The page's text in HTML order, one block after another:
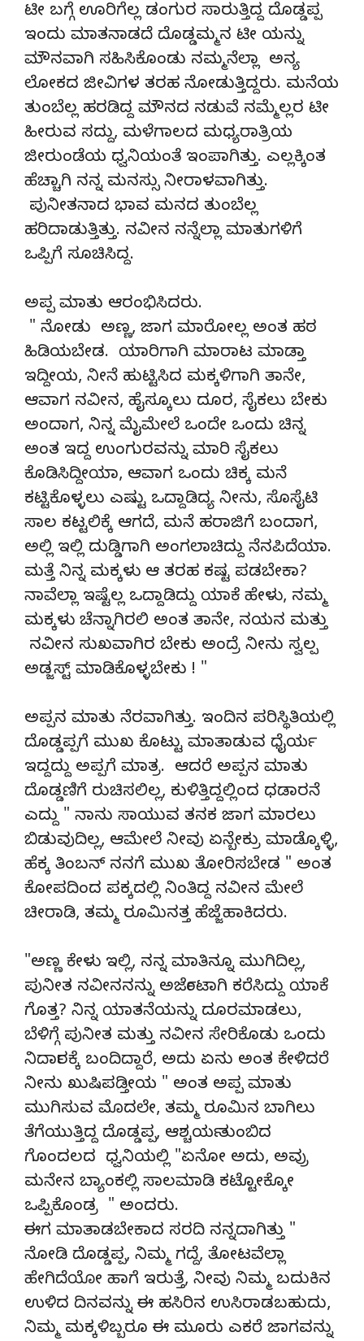
ಟೀ ಬಗ್ಗೆ ಊರಿಗೆಲ್ಲ ಡಂಗುರ ಸಾರುತ್ತಿದ್ದ ದೊಡ್ಡಪ್ಪ
ಇಂದು ಮಾತನಾಡದೆ ದೊಡ್ಡಮ್ಮನ ಟೀ ಯನ್ನು
ಮೌನವಾಗಿ ಸಹಿಸಿಕೊಂಡು ನಮ್ಮನೆಲ್ಲಾ ಅನ್ಯ
ಲೋಕದ ಜೀವಿಗಳ ತರಹ ನೋಡುತ್ತಿದ್ದರು. ಮನೆಯ
ತುಂಬೆಲ್ಲ ಹರಡಿದ್ದ ಮೌನದ ನಡುವೆ ನಮ್ಮೆಲ್ಲರ ಟೀ
ಹೀರುವ ಸದ್ದು, ಮಳೆಗಾಲದ ಮಧ್ಯರಾತ್ರಿಯ
ಜೀರುಂಡೆಯ ಧ್ವನಿಯಂತೆ ಇಂಪಾಗಿತ್ತು. ಎಲ್ಲಕ್ಕಿಂತ
ಹೆಚ್ಚಾಗಿ ನನ್ನ ಮನಸ್ಸು ನೀರಾಳವಾಗಿತ್ತು.
ಪುನೀತನಾದ ಭಾವ ಮನದ ತುಂಬೆಲ್ಲ
ಹರಿದಾಡುತ್ತಿತ್ತು. ನವೀನ ನನ್ನೆಲ್ಲಾ ಮಾತುಗಳಿಗೆ
ಒಪ್ಪಿಗೆ ಸೂಚಿಸಿದ್ದ.
ಅಪ್ಪ ಮಾತು ಆರಂಭಿಸಿದರು.
" ನೋಡು ಅಣ್ಣ, ಜಾಗ ಮಾರೋಲ್ಲ ಅಂತ ಹಠ
ಹಿಡಿಯಬೇಡ. ಯಾರಿಗಾಗಿ ಮಾರಾಟ ಮಾಡ್ತಾ
ಇದ್ದೀಯ, ನೀನೆ ಹುಟ್ಟಿಸಿದ ಮಕ್ಕಳಿಗಾಗಿ ತಾನೇ,
ಆವಾಗ ನವೀನ, ಹೈಸ್ಕೂಲು ದೂರ, ಸೈಕಲು ಬೇಕು
ಅಂದಾಗ, ನಿನ್ನ ಮೈಮೇಲೆ ಒಂದೇ ಒಂದು ಚಿನ್ನ
ಅಂತ ಇದ್ದ ಉಂಗುರವನ್ನು ಮಾರಿ ಸೈಕಲು
ಕೊಡಿಸಿದ್ದೀಯಾ, ಆವಾಗ ಒಂದು ಚಿಕ್ಕ ಮನೆ
ಕಟ್ಟಿಕೊಳ್ಳಲು ಎಷ್ಟು ಒದ್ದಾಡಿದ್ಯ ನೀನು, ಸೊಸೈಟಿ
ಸಾಲ ಕಟ್ಟಲಿಕ್ಕೆ ಆಗದೆ, ಮನೆ ಹರಾಜಿಗೆ ಬಂದಾಗ,
ಅಲ್ಲಿ ಇಲ್ಲಿ ದುಡ್ಡಿಗಾಗಿ ಅಂಗಲಾಚಿದ್ದು ನೆನಪಿದೆಯಾ.
ಮತ್ತೆ ನಿನ್ನ ಮಕ್ಕಳು ಆ ತರಹ ಕಷ್ಟ ಪಡಬೇಕಾ?
ನಾವೆಲ್ಲಾ ಇಷ್ಟೆಲ್ಲ ಒದ್ದಾಡಿದ್ದು ಯಾಕೆ ಹೇಳು, ನಮ್ಮ
ಮಕ್ಕಳು ಚೆನ್ನಾಗಿರಲಿ ಅಂತ ತಾನೇ, ನಯನ ಮತ್ತು
ನವೀನ ಸುಖವಾಗಿರ ಬೇಕು ಅಂದ್ರೆ ನೀನು ಸ್ವಲ್ಪ
ಅಡ್ಜಸ್ಟ್ ಮಾಡಿಕೊಳ್ಳಬೇಕು ! "
ಅಪ್ಪನ ಮಾತು ನೆರವಾಗಿತ್ತು. ಇಂದಿನ ಪರಿಸ್ಥಿತಿಯಲ್ಲಿ
ದೊಡ್ಡಪ್ಪಗೆ ಮುಖ ಕೊಟ್ಟು ಮಾತಾಡುವ ಧೈರ್ಯ
ಇದ್ದದ್ದು ಅಪ್ಪಗೆ ಮಾತ್ರ. ಆದರೆ ಅಪ್ಪನ ಮಾತು
ದೊಡ್ಡಣಿಗೆ ರುಚಿಸಲಿಲ್ಲ, ಕುಳಿತ್ತಿದ್ದಲ್ಲಿಂದ ಧಡಾರನೆ
ಎದ್ದು " ನಾನು ಸಾಯುವ ತನಕ ಜಾಗ ಮಾರಲು
ಬಿಡುವುದಿಲ್ಲ, ಆಮೇಲೆ ನೀವು ಏನ್ಬೇಕ್ರು ಮಾಡ್ಕೊಳ್ಳಿ,
ಹೆಕ್ಕ ತಿಂಬನ್ ನನಗೆ ಮುಖ ತೋರಿಸಬೇಡ " ಅಂತ
ಕೋಪದಿಂದ ಪಕ್ಕದಲ್ಲಿ ನಿಂತಿದ್ದ ನವೀನ ಮೇಲೆ
ಚೀರಾಡಿ, ತಮ್ಮ ರೂಮಿನತ್ತ ಹೆಜ್ಜೆಹಾಕಿದರು.
"ಅಣ್ಣ ಕೇಳು ಇಲ್ಲಿ, ನನ್ನ ಮಾತಿನ್ನೂ ಮುಗಿದಿಲ್ಲ,
ಪುನೀತ ನವೀನನನ್ನು ಅರ್ಜೆಂಟಾಗಿ ಕರೆಸಿದ್ದು ಯಾಕೆ
ಗೊತ್ತ? ನಿನ್ನ ಯಾತನೆಯನ್ನು ದೂರಮಾಡಲು,
ಬೆಳಿಗ್ಗೆ ಪುನೀತ ಮತ್ತು ನವೀನ ಸೇರಿಕೊಡು ಒಂದು
ನಿರ್ದಾರಕ್ಕೆ ಬಂದಿದ್ದಾರೆ, ಅದು ಏನು ಅಂತ ಕೇಳಿದರೆ
ನೀನು ಖುಷಿಪಡ್ತೀಯ " ಅಂತ ಅಪ್ಪ ಮಾತು
ಮುಗಿಸುವ ಮೊದಲೇ, ತಮ್ಮ ರೂಮಿನ ಬಾಗಿಲು
ತೆಗೆಯುತ್ತಿದ್ದ ದೊಡ್ಡಪ್ಪ, ಆಶ್ಚರ್ಯ ತುಂಬಿದ
ಗೊಂದಲದ ಧ್ವನಿಯಲ್ಲಿ "ಏನೋ ಅದು, ಅವ್ರು
ಮನೇನ ಬ್ಯಾಂಕಲ್ಲಿ ಸಾಲಮಾಡಿ ಕಟ್ಟೋಕ್ಕೋ
ಒಪ್ಪಿಕೊಂಡ್ರ " ಅಂದರು.
ಈಗ ಮಾತಾಡಬೇಕಾದ ಸರದಿ ನನ್ನದಾಗಿತ್ತು "
ನೋಡಿ ದೊಡ್ಡಪ್ಪ, ನಿಮ್ಮ ಗದ್ದೆ, ತೋಟವೆಲ್ಲಾ
ಹೇಗಿದೆಯೋ ಹಾಗೆ ಇರುತ್ತೆ, ನೀವು ನಿಮ್ಮ ಬದುಕಿನ
ಉಳಿದ ದಿನವನ್ನು ಈ ಹಸಿರಿನ ಉಸಿರಾಡಬಹುದು,
ನಿಮ್ಮ ಮಕ್ಕಳಿಬ್ಬರೂ ಈ ಮೂರು ಎಕರೆ ಜಾಗವನ್ನು